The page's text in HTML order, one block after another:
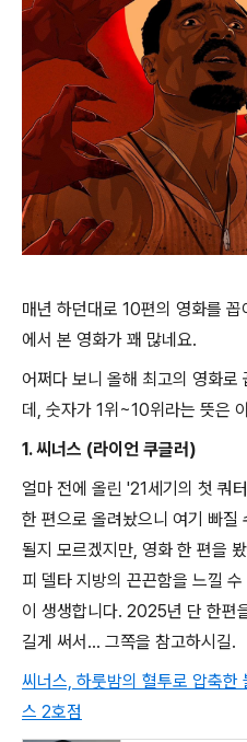
매년 하던대로 10편의 영화를
에서 본 영화가 꽤 많네요.
어쩌다 보니 올해 최고의 영화로
데, 숫자가 1위~10위라는 뜻은
1. 씨너스 (라이언 쿠글러)
얼마 전에 올린 '21세기의 첫 쿼
한 편으로 올려놨으니 여기 빠질
될지 모르겠지만, 영화 한 편을
피 델타 지방의 끈끈함을 느낄
이 생생합니다. 2025년 단 한편
길게 써서... 그쪽을 참고하시길.
씨너스, 하룻밤의 혈투로 압축한
스 2호점